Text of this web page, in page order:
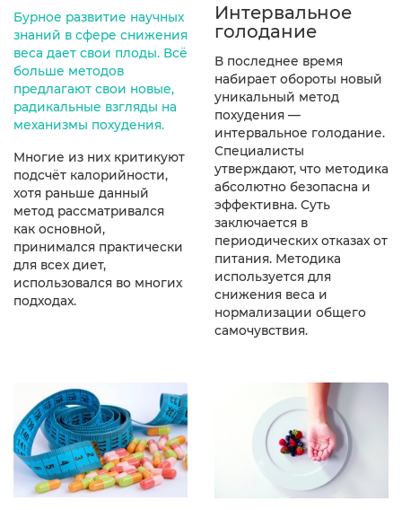
Бурное развитие научных
знаний в сфере снижения
веса дает свои плоды. Всё
больше методов
предлагают свои новые,
радикальные взгляды на
механизмы похудения.
Многие из них критикуют
подсчёт калорийности,
хотя раньше данный
метод рассматривался
как основной,
принимался практически
для всех диет,
использовался во многих
подходах.
Интервальное
голодание
В последнее время
набирает обороты новый
уникальный метод
похудения —
интервальное голодание.
Специалисты
утверждают, что методика
абсолютно безопасна и
эффективна. Суть
заключается в
периодических отказах от
питания. Методика
используется для
снижения веса и
нормализации общего
самочувствия.